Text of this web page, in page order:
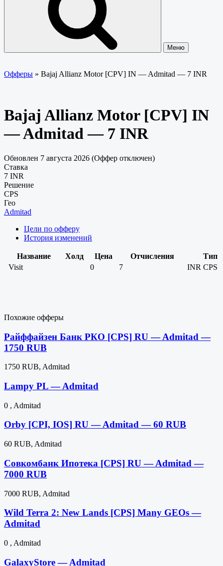
Меню
Офферы » Bajaj Allianz Motor [CPV] IN — Admitad — 7 INR
Bajaj Allianz Motor [CPV] IN
— Admitad — 7 INR
Обновлен 7 августа 2026 (Оффер отключен)
Ставка
7 INR
Решение
CPS
Гео
Admitad
Цели по офферу
История изменений
Название Холд Цена Отчисления
Тип
Visit
0 7 INR CPS
Похожие офферы
Райффайзен Банк РКО [CPS] RU — Admitad —
1750 RUB
1750 RUB, Admitad
Lampy PL — Admitad
0 , Admitad
Orby [CPI, IOS] RU — Admitad — 60 RUB
60 RUB, Admitad
Совкомбанк Ипотека [CPS] RU — Admitad —
7000 RUB
7000 RUB, Admitad
Wild Terra 2: New Lands [CPS] Many GEOs —
Admitad
0 , Admitad
GalaxyStore — Admitad